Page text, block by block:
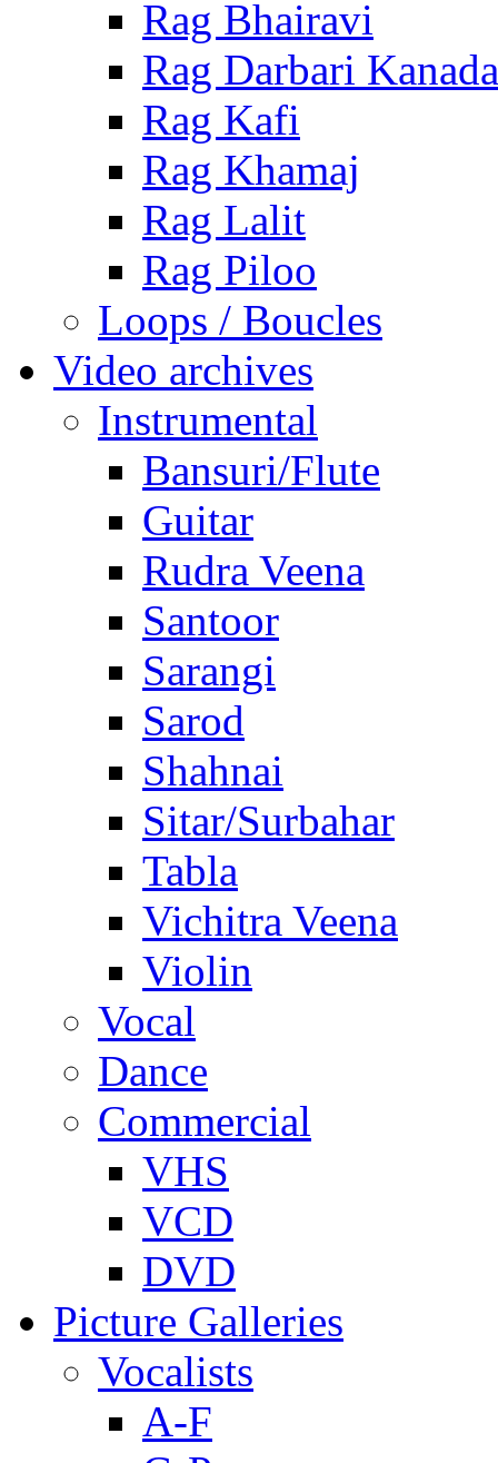
Rag Bhairavi
Rag Darbari Kanada
Rag Kafi
Rag Khamaj
Rag Lalit
Rag Piloo
Loops / Boucles
Video archives
Instrumental
Bansuri/Flute
Guitar
Rudra Veena
Santoor
Sarangi
Sarod
Shahnai
Sitar/Surbahar
Tabla
Vichitra Veena
Violin
Vocal
Dance
Commercial
VHS
VCD
DVD
Picture Galleries
Vocalists
A-F